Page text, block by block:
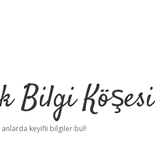
Bilgi Köşesi
anlarda keyifli bilgiler bul!